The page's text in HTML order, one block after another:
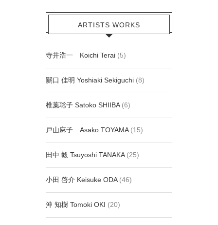
ARTISTS WORKS
寺井浩一 Koichi Terai (5)
關口 佳明 Yoshiaki Sekiguchi (8)
椎葉聡子 Satoko SHIIBA (6)
戸山麻子 Asako TOYAMA (15)
田中 毅 Tsuyoshi TANAKA (25)
小田 啓介 Keisuke ODA (46)
沖 知樹 Tomoki OKI (20)